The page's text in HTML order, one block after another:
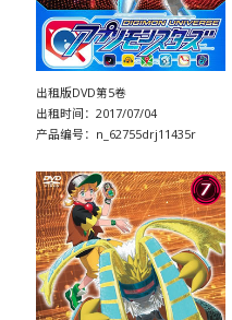
出租版DVD第5卷
出租时间：2017/07/04
产品编号：n_62755drj11435r